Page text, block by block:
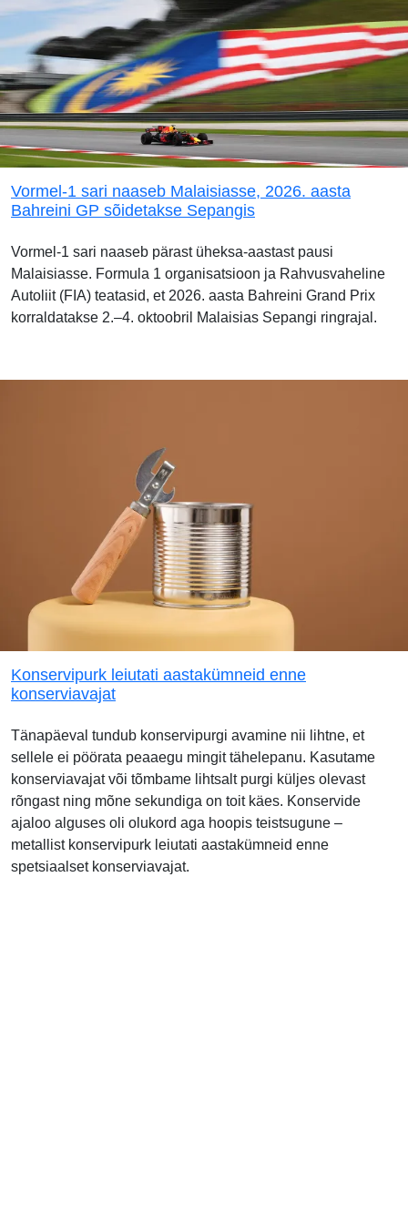
Vormel-1 sari naaseb Malaisiasse, 2026. aasta
Bahreini GP sõidetakse Sepangis
Vormel-1 sari naaseb pärast üheksa-aastast pausi
Malaisiasse. Formula 1 organisatsioon ja Rahvusvaheline
Autoliit (FIA) teatasid, et 2026. aasta Bahreini Grand Prix
korraldatakse 2.–4. oktoobril Malaisias Sepangi ringrajal.
Konservipurk leiutati aastakümneid enne
konserviavajat
Tänapäeval tundub konservipurgi avamine nii lihtne, et
sellele ei pöörata peaaegu mingit tähelepanu. Kasutame
konserviavajat või tõmbame lihtsalt purgi küljes olevast
rõngast ning mõne sekundiga on toit käes. Konservide
ajaloo alguses oli olukord aga hoopis teistsugune –
metallist konservipurk leiutati aastakümneid enne
spetsiaalset konserviavajat.